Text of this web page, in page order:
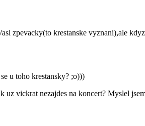
zpevacky(to krestanske vyznani),ale
u toho krestansky? ;o)))
uz vickrat nezajdes na koncert? Myslel